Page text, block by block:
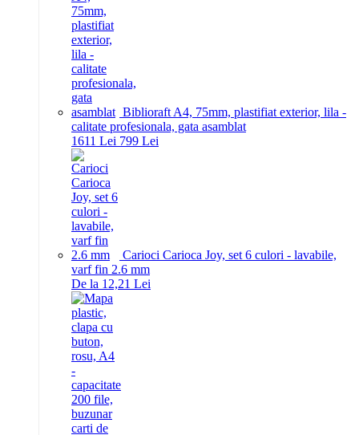
Biblioraft A4, 75mm, plastifiat exterior, lila -
calitate profesionala, gata asamblat
1611 Lei 799 Lei
Carioci Carioca Joy, set 6 culori - lavabile,
varf fin 2.6 mm
De la 12,21 Lei